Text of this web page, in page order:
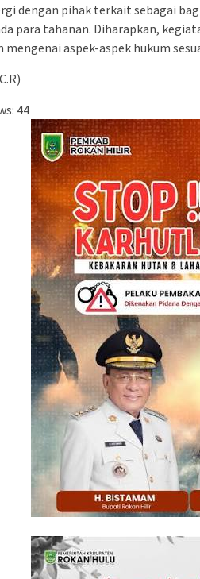
dengan pihak terkait sebagai
para tahanan. Diharapkan,
mengenai aspek-aspek hukum
44